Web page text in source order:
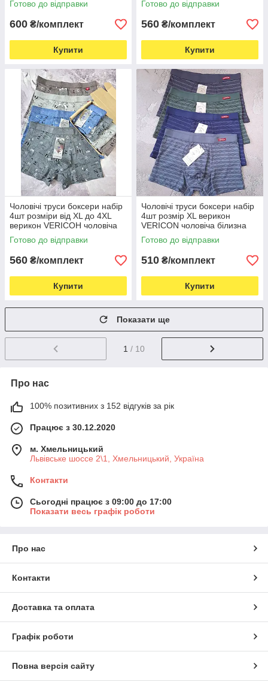
Готово до відправки
600 ₴/комплект
Купити
Готово до відправки
560 ₴/комплект
Купити
Чоловічі труси боксери набір
4шт розміри від XL до 4XL
верикон VERICOH чоловіча
білизна
Готово до відправки
560 ₴/комплект
Купити
Чоловічі труси боксери набір
4шт розмір XL верикон
VERICON чоловіча білизна
Готово до відправки
510 ₴/комплект
Купити
Показати ще
1 / 10
Про нас
100% позитивних з 152 відгуків за рік
Працює з 30.12.2020
м. Хмельницький
Львівське шоссе 2\1, Хмельницький, Україна
Контакти
Сьогодні працює з 09:00 до 17:00
Показати весь графік роботи
Про нас
Контакти
Доставка та оплата
Графік роботи
Повна версія сайту